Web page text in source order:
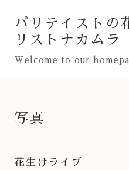
パリテイストの
リストナカムラ
Welcome to our
写真
花生けライブ